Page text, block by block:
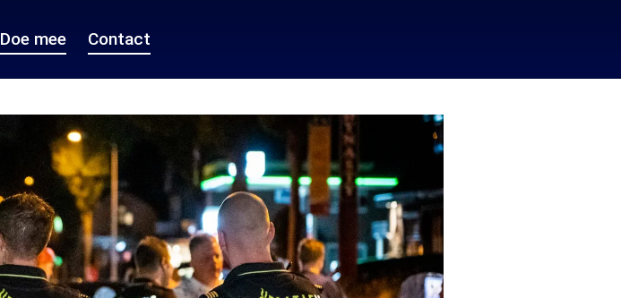
Doe mee Contact